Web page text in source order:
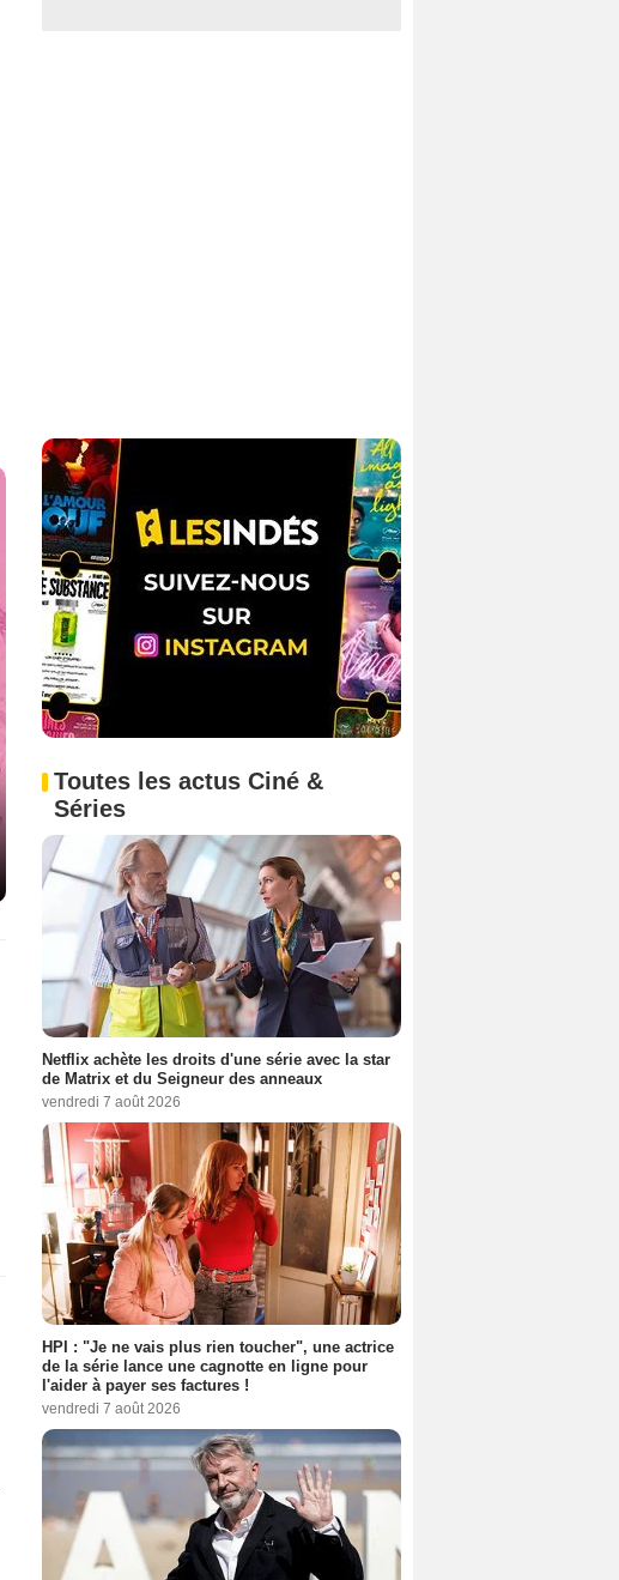
Toutes les actus Ciné &
Séries
Netflix achète les droits d'une série avec la star
de Matrix et du Seigneur des anneaux
vendredi 7 août 2026
HPI : "Je ne vais plus rien toucher", une actrice
de la série lance une cagnotte en ligne pour
l'aider à payer ses factures !
vendredi 7 août 2026